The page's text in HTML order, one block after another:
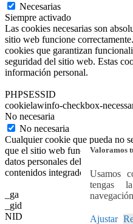
Valoramos
Usamos
tengas
Ajustar
Necesarias
Siempre activado
Las cookies necesarias son
sitio web funcione
cookies que garantizan
seguridad del sitio web. Estas
información personal.
PHPSESSID
cookielawinfo-checkbox-
No necesaria
No necesaria
Cualquier cookie que pueda no
que el sitio web funcione y se
datos personales del usuario a
contenidos integrados se
_ga
_gid
NID